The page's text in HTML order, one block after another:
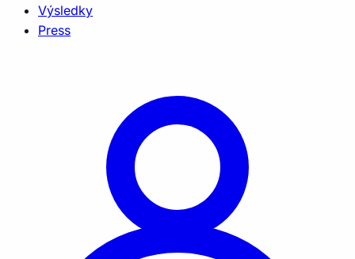
Výsledky
Press